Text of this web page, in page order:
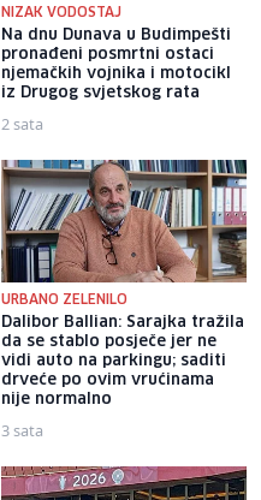
NIZAK VODOSTAJ
Na dnu Dunava u Budimpešti
pronađeni posmrtni ostaci
njemačkih vojnika i motocikl
iz Drugog svjetskog rata
2 sata
URBANO ZELENILO
Dalibor Ballian: Sarajka tražila
da se stablo posječe jer ne
vidi auto na parkingu; saditi
drveće po ovim vrućinama
nije normalno
3 sata